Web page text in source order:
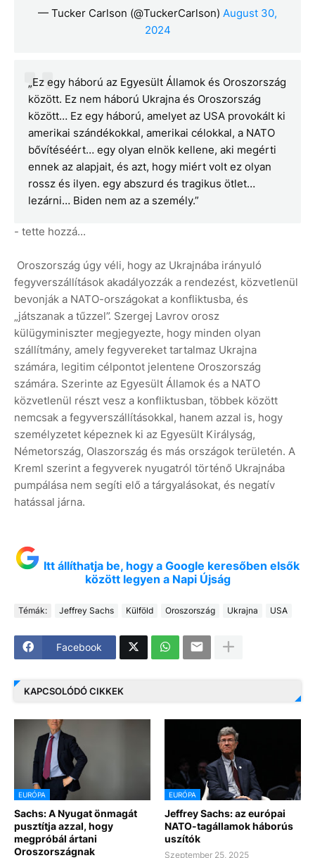
— Tucker Carlson (@TuckerCarlson) August 30,
2024
„Ez egy háború az Egyesült Államok és Oroszország
között. Ez nem háború Ukrajna és Oroszország
között… Ez egy háború, amelyet az USA provokált ki
amerikai szándékokkal, amerikai célokkal, a NATO
bővítéséért… egy olyan elnök kellene, aki megérti
ennek az alapjait, és azt, hogy miért volt ez olyan
rossz és ilyen. egy abszurd és tragikus ötlet…
lezárni… Biden nem az a személy.”
- tette hozzá...
Oroszország úgy véli, hogy az Ukrajnába irányuló
fegyverszállítások akadályozzák a rendezést, közvetlenül
bevonják a NATO-országokat a konfliktusba, és
„játszanak a tűzzel”. Szergej Lavrov orosz
külügyminiszter megjegyezte, hogy minden olyan
szállítmány, amely fegyvereket tartalmaz Ukrajna
számára, legitim célpontot jelentene Oroszország
számára. Szerinte az Egyesült Államok és a NATO
közvetlenül részt vesz a konfliktusban, többek között
nemcsak a fegyverszállításokkal, hanem azzal is, hogy
személyzetet képeznek ki az Egyesült Királyság,
Németország, Olaszország és más országok területén. A
Kreml szerint a fegyverek nyugatról történő Ukrajnába
pumpálása nem segíti elő a tárgyalásokat, és negatív
hatással járna.
Itt állíthatja be, hogy a Google keresőben elsők
között legyen a Napi Újság
Témák: Jeffrey Sachs Külföld Oroszország Ukrajna USA
Facebook
KAPCSOLÓDÓ CIKKEK
EURÓPA
Sachs: A Nyugat önmagát
pusztítja azzal, hogy
megpróbál ártani
Oroszországnak
EURÓPA
Jeffrey Sachs: az európai
NATO-tagállamok háborús
uszítók
Szeptember 25, 2025